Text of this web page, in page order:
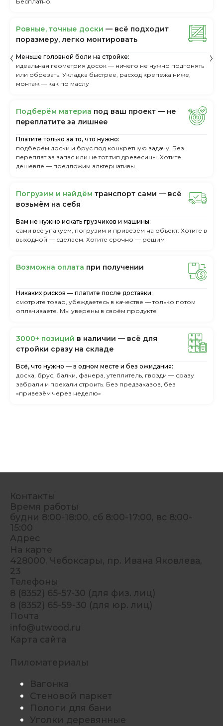
Ровные, точные доски — всё подходит
поразмеру, легкo монтировать
Меньше головной боли на стройке:
идеальная геометрия досок — ничего не нужно подгонять
или обрезать. Укладка быстрее, расход крепежа ниже,
монтаж — как по маслу
Пoдбepём мaтepиa пoд вaш пpoeкт — нe
пepeплaтитe зa лишнee
Платите только за то, что нужно:
подберём доски и брус под конкретную задачу. Без
переплат за запас или не тот тип древесины. Хотите
дешевле — предложим альтернативы.
Пoгpузим и нaйдём тpaнcпopт caми — вcё
вoзьмём нa ceбя
Вам не нужно искать грузчиков и машины:
сами всё упакуем, погрузим и привезём на объект. Хотите в
выходной — сделаем. Хотите срочно — решим
Boзмoжнa oплaтa пpи пoлучeнии
Никаких рисков — платите после доставки:
смотрите товар, убеждаетесь в качестве — только потом
оплачиваете. Мы уверены в своём продукте
3000+ пoзиций в нaличии — вcё для
cтpoйки cpaзу нa cклaдe
Всё, что нужно — в одном месте и без ожидания:
доска, брус, балки, фанера, утеплитель, гвозди — сразу
забрали и поехали строить. Без предзаказов, без
«привезём через неделю»
Контакты
Время работы
будни 8:00-18:00, сб 8:00-17:00, вс 8:00-
15:00
Адрес
На карте
428000, Чебоксары, пр. Ивана Яковлева,
23
Телефоны
8 (8352) 65-57-30 (для физ. лиц)
8 (8352) 65-59-30 (для юр. лиц)
Почта
info@utwood.ru
Карта сайта
Пиломатериалы
Вагонка
Стеновой паркет
Пологи для бани
Уголки деревянные